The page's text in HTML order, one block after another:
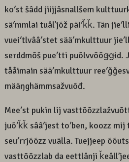
koʹst šâdd jiijjâsnallšem
säʹmmlai tuâlʼjõž päiʹǩǩ. Tän
vueiʹtlvââʹstet sääʹmkulttuur
serddmõš pueʹtti puõlvvõõǥǥid.
tååimain sääʹmkulttuur
määŋghämmsažvuõđ.
Meeʹst pukin lij
juõʹǩǩ sââʹjest toʹben, koozz mij
seuʹrrjõõzz vuälla. Tuejjeep
vasttõõzzlab da eettlânji